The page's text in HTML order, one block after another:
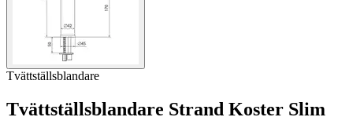
Tvättställsblandare
Tvättställsblandare Strand Koster Slim